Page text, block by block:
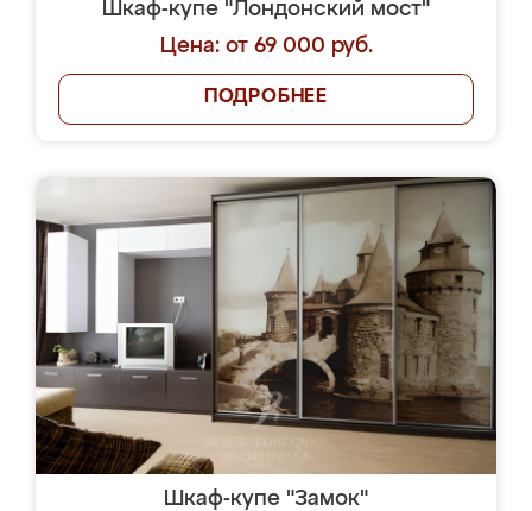
Шкаф-купе "Лондонский мост"
Цена: от 69 000 руб.
ПОДРОБНЕЕ
Шкаф-купе "Замок"